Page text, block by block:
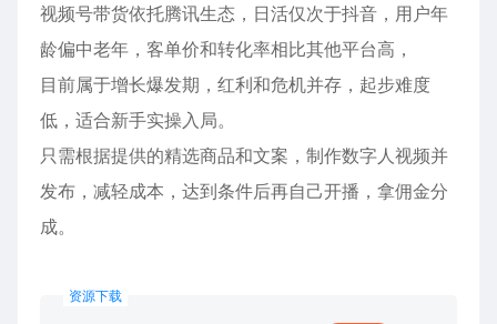
视频号带货依托腾讯生态，日活仅次于抖音，用户年
龄偏中老年，客单价和转化率相比其他平台高，
目前属于增长爆发期，红利和危机并存，起步难度
低，适合新手实操入局。
只需根据提供的精选商品和文案，制作数字人视频并
发布，减轻成本，达到条件后再自己开播，拿佣金分
成。
资源下载